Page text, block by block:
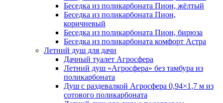
Беседка из поликарбоната Пион, жёлтый
Беседка из поликарбоната Пион,
коричневый
Беседка из поликарбоната Пион, бирюза
Беседка из поликарбоната комфорт Астра
Летний душ для дачи
Дачный туалет Агросфера
Летний душ «Агросфера» без тамбура из
поликарбоната
Душ с раздевалкой Агросфера 0,94×1,7 м из
сотового поликарбоната